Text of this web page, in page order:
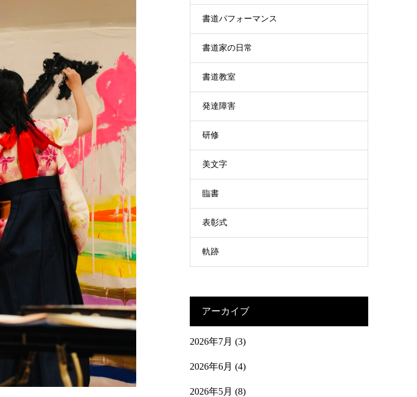
書道パフォーマンス
書道家の日常
書道教室
発達障害
研修
美文字
臨書
表彰式
軌跡
アーカイブ
2026年7月 (3)
2026年6月 (4)
2026年5月 (8)